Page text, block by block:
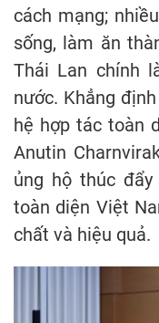
cách mạng;
sống, làm ăn
Thái Lan chính
nước. Khẳng
hệ hợp tác toàn
Anutin
ủng hộ thúc
toàn diện Việt
chất và hiệu quả.